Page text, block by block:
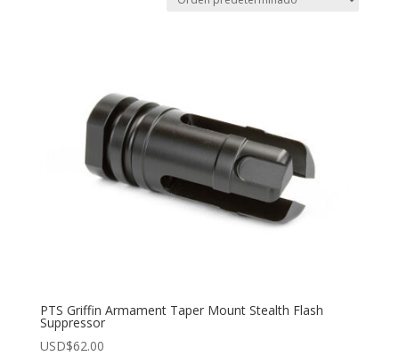
PTS Griffin Armament Taper Mount Stealth Flash
Suppressor
USD$62.00